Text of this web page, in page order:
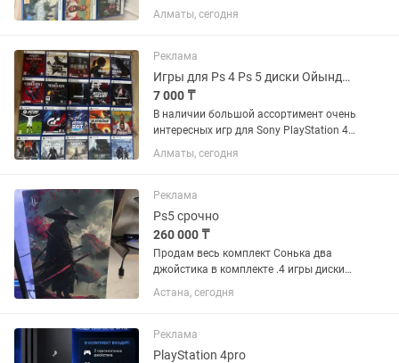
Оригинальные лицензионные с
гарантией ! Все игры в идеальном
Алматы, сегодня
Реклама
Игры для Ps 4 Ps 5 диски Ойындар PlayStation Slim Pro Слим Про обычный Пс
7 000 ₸
В наличии большой ассортимент очень
интересных игр для Sony PlayStation 4
и 5 . Все игры оригинальные
лицензионные. Гарантия на все игры .
Алматы, сегодня
Реклама
Ps5 срочно
260 000 ₸
Продам весь комплект Сонька два
джойстика в комплекте .4 игры диски
плюс установлен MK1
Делюкс.зарядная станция навесная
для подвешивания джойстиков
новые...
Астана, сегодня
Реклама
PlayStation 4pro